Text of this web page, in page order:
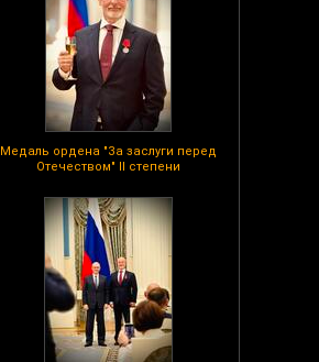
Медаль ордена "За заслуги перед
Отечеством" II степени